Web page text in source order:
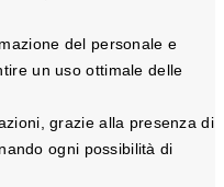
del personale e
un uso ottimale delle
grazie alla presenza di
ogni possibilità di